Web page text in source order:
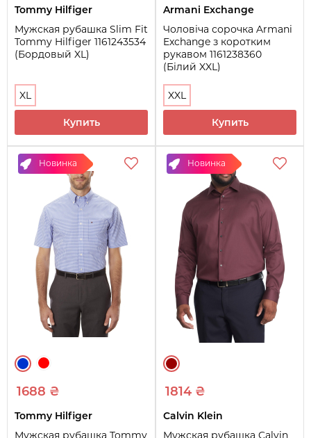
Tommy Hilfiger
Мужская рубашка Slim Fit
Tommy Hilfiger 1161243534
(Бордовый XL)
XL
Купить
Armani Exchange
Чоловіча сорочка Armani
Exchange з коротким
рукавом 1161238360
(Білий XXL)
XXL
Купить
Новинка
1688 ₴
Tommy Hilfiger
Мужская рубашка Tommy
Новинка
1814 ₴
Calvin Klein
Мужская рубашка Calvin